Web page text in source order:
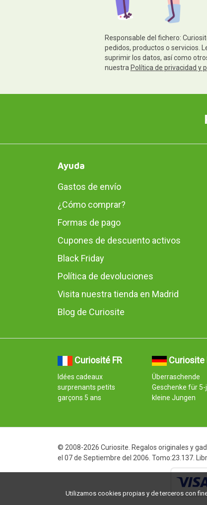
Responsable del fichero:
pedidos, productos o servicios.
suprimir los datos, así como
nuestra Política de privacidad y
Ayuda
Gastos de envío
¿Cómo comprar?
Formas de pago
Cupones de descuento activos
Black Friday
Política de devoluciones
Visita nuestra tienda en Madrid
Blog de Curiosite
Curiosité FR
Idées cadeaux
surprenants petits
garçons 5 ans
Curiosite
Überraschende
Geschenke für
kleine Jungen
© 2008-2026 Curiosite. Regalos originales y
el 07 de Septiembre del 2006. Tomo:23.137.
Utilizamos cookies propias y de terceros con